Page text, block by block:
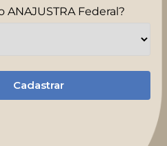
ANAJUSTRA Federal?
Cadastrar